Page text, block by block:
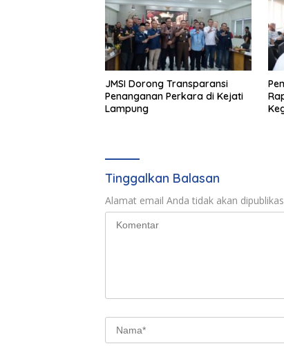
JMSI Dorong Transparansi
Penanganan Perkara di Kejati
Lampung
Tinggalkan Balasan
Alamat email Anda tidak akan